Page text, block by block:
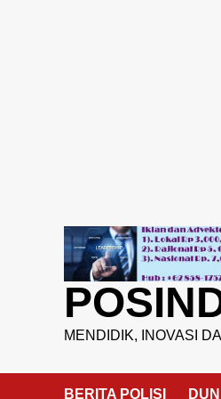
MENDIDIK, INOVASI
BERITA POLISI